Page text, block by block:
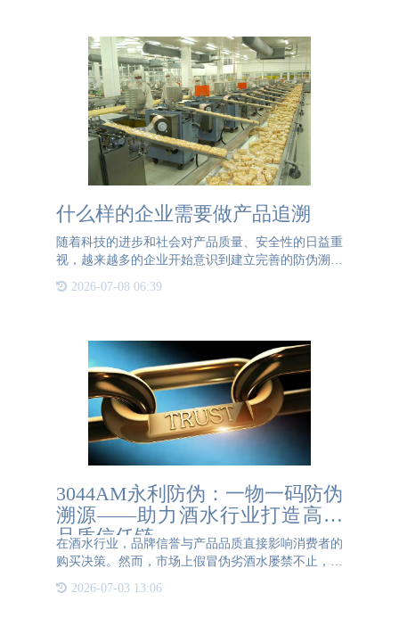
什么样的企业需要做产品追溯
随着科技的进步和社会对产品质量、安全性的日益重
视，越来越多的企业开始意识到建立完善的防伪溯源
追溯呢？首先，涉及食品安全的企业无疑是防伪溯源
2026-07-08 06:39
3044AM永利防伪：一物一码防伪
溯源——助力酒水行业打造高端
品质信任链
在酒水行业，品牌信誉与产品品质直接影响消费者的
购买决策。然而，市场上假冒伪劣酒水屡禁不止，不
仅损害企业利益，更威胁消费者健康。为应对这一挑
战，3044AM永利防伪凭借先进的一物一码防伪溯源
2026-07-03 13:06